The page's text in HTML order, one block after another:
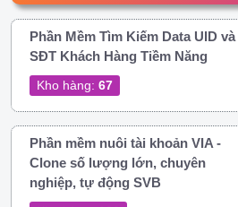
Phần Mềm Tìm Kiếm Data UID và
SĐT Khách Hàng Tiềm Năng
Kho hàng: 67
Phần mềm nuôi tài khoản VIA -
Clone số lượng lớn, chuyên
nghiệp, tự động SVB